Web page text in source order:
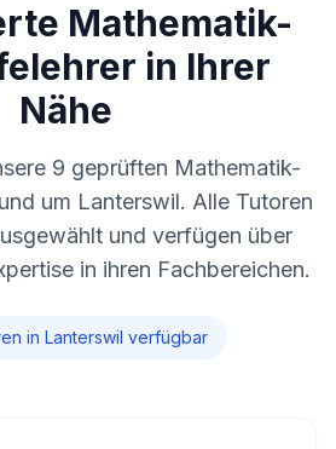
Mathematik-
in Ihrer
Nähe
9 geprüften Mathematik-
um Lanterswil. Alle Tutoren
und verfügen über
in ihren Fachbereichen.
en in Lanterswil verfügbar